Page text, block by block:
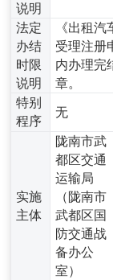
说明
法定
办结
时限
说明
《出租
受理注册
内办理完
章。
特别
程序
无
实施
主体
陇南市武
都区交通
运输局
（陇南市
武都区国
防交通战
备办公
室）